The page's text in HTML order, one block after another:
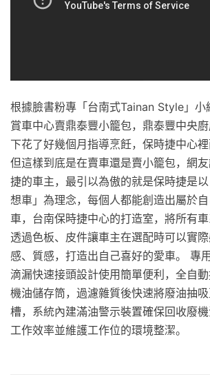
根據臉書粉專「台南式Tainan Style」小
賞車中心賣鼎泰豐小籠包，鼎泰豐中央
下花了好幾個月指導烹飪，保時捷中心裡
但這樣到底是在賣車還是賣小籠包，網
捷的車主，最引以為傲的就是保時捷是
想車」為理念，每個人都能創造出屬於
車，台南保時捷中心的打造室，將所有車
透過色板、皮件讓車主在選配時可以實
感、質感，打造出自己喜好的愛車。 專
滴漏快速接頭設計使用簡單便利，全自
機油儲存筒，過濾雜質後快速將廢油抽
槽，系統內建滿油警示裝置確保回收廢
工作效率並維護工作位的環境整潔。